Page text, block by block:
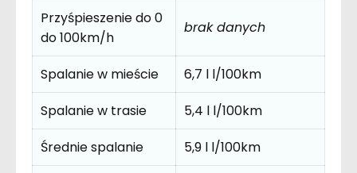
Przyśpieszenie do 0
do 100km/h
brak danych
Spalanie w mieście
6,7 l l/100km
Spalanie w trasie
5,4 l l/100km
Średnie spalanie
5,9 l l/100km